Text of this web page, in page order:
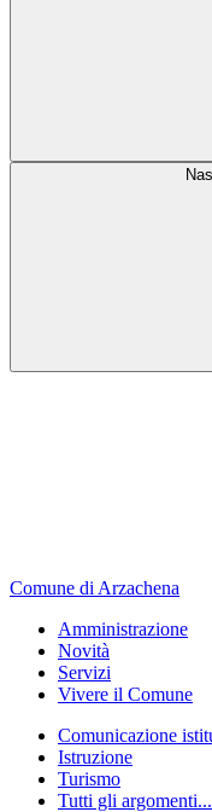
Comune di Arzachena
Amministrazione
Novità
Servizi
Vivere il Comune
Comunicazione
Istruzione
Turismo
Tutti gli argomenti...